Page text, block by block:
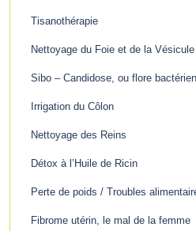
Tisanothérapie
Nettoyage du Foie et de la
Sibo – Candidose, ou flore
Irrigation du Côlon
Nettoyage des Reins
Détox à l’Huile de Ricin
Perte de poids / Troubles
Fibrome utérin, le mal de la femme